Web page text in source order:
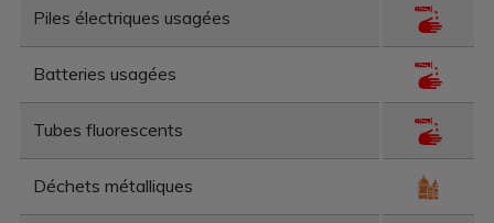
Piles électriques usagées
Batteries usagées
Tubes fluorescents
Déchets métalliques